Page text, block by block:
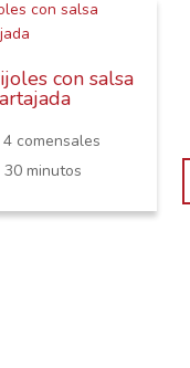
con salsa
4 comensales
30 minutos